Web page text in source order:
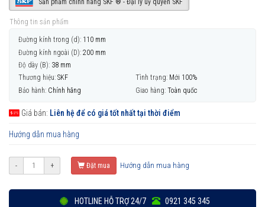
Sản phẩm chính hãng SKF ® - Đại lý uỷ quyền SKF
Thông tin sản phẩm
Đường kính trong (d): 110 mm
Đường kính ngoài (D): 200 mm
Độ dày (B): 38 mm
Thương hiệu: SKF Tình trạng: Mới 100%
Bảo hành: Chính hãng Giao hàng: Toàn quốc
Giá bán: Liên hệ để có giá tốt nhất tại thời điểm
Hướng dẫn mua hàng
- + Đặt mua Hướng dẫn mua hàng
HOTLINE HỖ TRỢ 24/7 0921 345 345